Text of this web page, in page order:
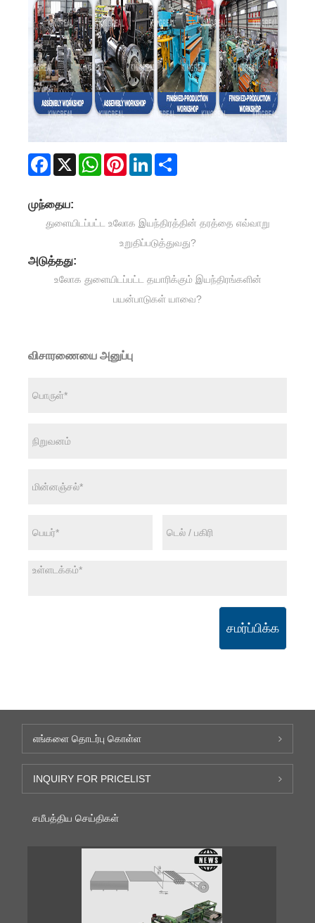
Facebook
X WhatsAppPinterestLinkedIn
முந்தைய:
துளையிடப்பட்ட உலோக இயந்திரத்தின் தரத்தை எவ்வாறு
உறுதிப்படுத்துவது?
அடுத்தது:
உலோக துளையிடப்பட்ட தயாரிக்கும் இயந்திரங்களின்
பயன்பாடுகள் யாவை?
விசாரணையை அனுப்பு
சமர்ப்பிக்க
எங்களை தொடர்பு கொள்ள
INQUIRY FOR PRICELIST
சமீபத்திய செய்திகள்